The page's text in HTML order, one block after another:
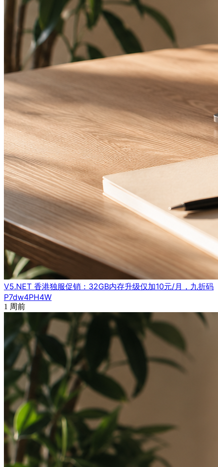
V5.NET 香港独服促销：32GB内存升级仅加10元/月，九折码
P7dw4PH4W
1 周前